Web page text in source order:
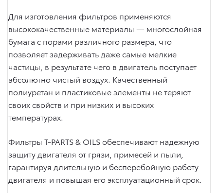
Для изготовления фильтров применяются
высококачественные материалы — многослойная
бумага с порами различного размера, что
позволяет задерживать даже самые мелкие
частицы, в результате чего в двигатель поступает
абсолютно чистый воздух. Качественный
полиуретан и пластиковые элементы не теряют
своих свойств и при низких и высоких
температурах.
Фильтры T-PARTS & OILS обеспечивают надежную
защиту двигателя от грязи, примесей и пыли,
гарантируя длительную и бесперебойную работу
двигателя и повышая его эксплуатационный срок.